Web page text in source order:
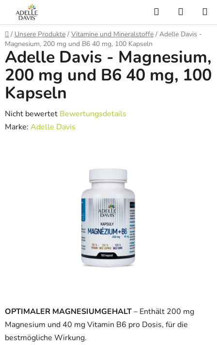
Inhalt
springen
Suchen
Startseite
/ Unsere Produkte / Vitamine und Mineralstoffe / Adelle Davis -
Magnesium, 200 mg und B6 40 mg, 100 Kapseln
OPTIMALER MAGNESIUMGEHALT– Enthält 200 mg
Magnesium und 40 mg Vitamin B6 pro Dosis, für die
bestmögliche Wirkung.
Adelle Davis - Magnesium,
200 mg und B6 40 mg, 100
Kapseln
Die
durchschnittliche
Nicht bewertet Bewertungsdetails
Marke: Adelle Davis
AI Asistent